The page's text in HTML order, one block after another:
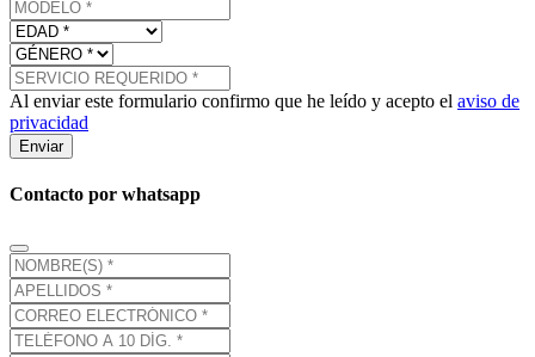
Al enviar este formulario confirmo que he leído y acepto el aviso de
privacidad
Enviar
Contacto por whatsapp